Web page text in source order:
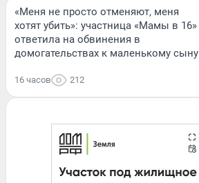
«Меня не просто отменяют, меня
хотят убить»: участница «Мамы в 16»
ответила на обвинения в
домогательствах к маленькому сыну
16 часов 212